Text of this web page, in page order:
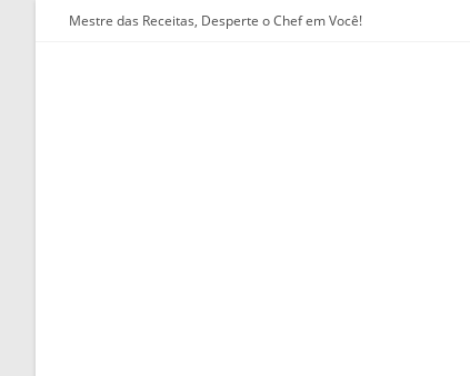
Mestre das Receitas, Desperte o Chef em Você!